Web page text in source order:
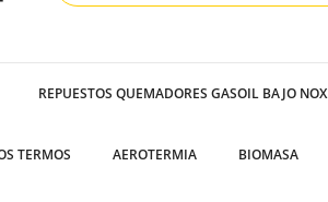
REPUESTOS QUEMADORES GASOIL BAJO NOX
TERMOS AEROTERMIA BIOMASA